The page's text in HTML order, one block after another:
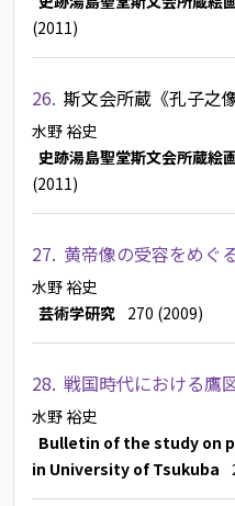
(2011)
26. 斯文会所蔵《孔子之
水野 裕史
史跡湯島聖堂斯文会所蔵絵
(2011)
27. 黄帝像の受容をめぐ
水野 裕史
芸術学研究 270 (2009)
28. 戦国時代における鷹
水野 裕史
Bulletin of the study on
in University of Tsukuba